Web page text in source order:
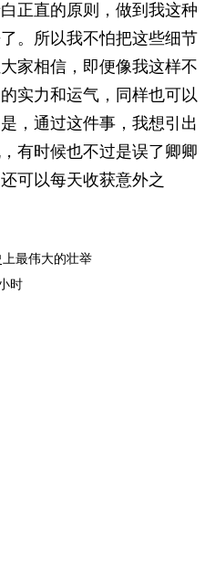
正直的原则，做到我这种
。所以我不怕把这些细节
家相信，即便像我这样不
实力和运气，同样也可以
，通过这件事，我想引出
有时候也不过是误了卿卿
可以每天收获意外之
上最伟大的壮举
时